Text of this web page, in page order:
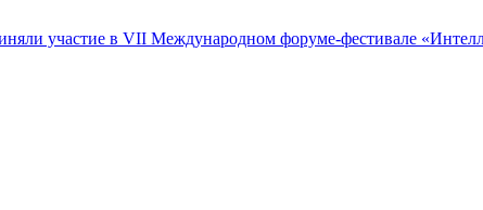
участие в VII Международном форуме-фестивале